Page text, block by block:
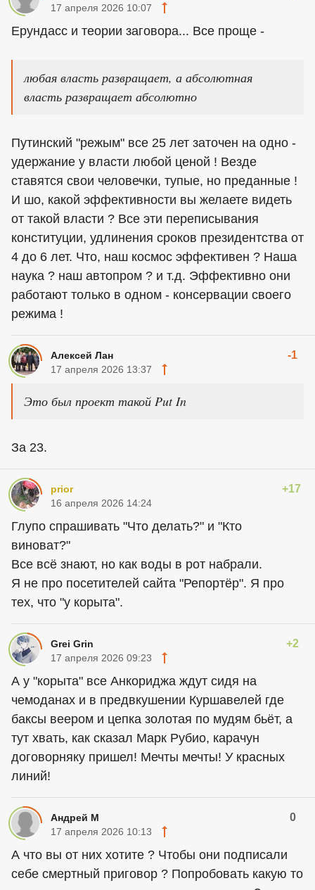
17 апреля 2026 10:07
Ерундасс и теории заговора... Все проще -
любая власть развращает, а абсолютная
власть развращает абсолютно
Путинский "режым" все 25 лет заточен на одно -
удержание у власти любой ценой ! Везде
ставятся свои человечки, тупые, но преданные !
И шо, какой эффективности вы желаете видеть
от такой власти ? Все эти переписывания
конституции, удлинения сроков президентства от
4 до 6 лет. Что, наш космос эффективен ? Наша
наука ? наш автопром ? и т.д. Эффективно они
работают только в одном - консервации своего
режима !
Алексей Лан -1
17 апреля 2026 13:37
Это был проект такой Put In
За 23.
prior +17
16 апреля 2026 14:24
Глупо спрашивать "Что делать?" и "Кто
виноват?"
Все всё знают, но как воды в рот набрали.
Я не про посетителей сайта "Репортёр". Я про
тех, что "у корыта".
Grei Grin +2
17 апреля 2026 09:23
А у "корыта" все Анкориджа ждут сидя на
чемоданах и в предвкушении Куршавелей где
баксы веером и цепка золотая по мудям бьёт, а
тут хвать, как сказал Марк Рубио, карачун
договорняку пришел! Мечты мечты! У красных
линий!
Андрей М 0
17 апреля 2026 10:13
А что вы от них хотите ? Чтобы они подписали
себе смертный приговор ? Попробовать какую то